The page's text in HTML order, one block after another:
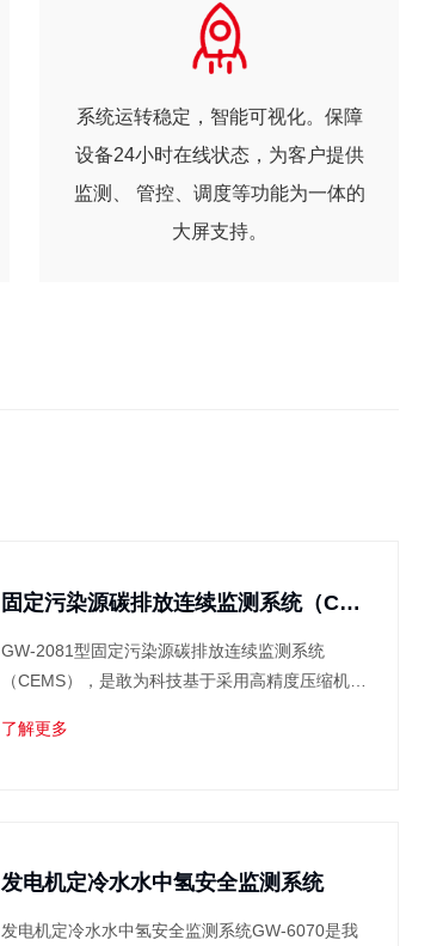
系统运转稳定，智能可视化。保障
设备24小时在线状态，为客户提供
监测、 管控、调度等功能为一体的
大屏支持。
固定污染源碳排放连续监测系统（CEMS）
GW-2081型固定污染源碳排放连续监测系统
（CEMS），是敢为科技基于采用高精度压缩机制
而成的固定污染源碳排放连续监测解决方案。该产
了解更多
发电机定冷水水中氢安全监测系统
发电机定冷水水中氢安全监测系统GW-6070是我